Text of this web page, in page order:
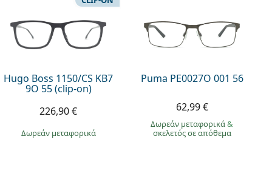
Hugo Boss 1150/CS KB7
9O 55 (clip-on)
226,90 €
Δωρεάν μεταφορικά
Puma PE0027O 001 56
62,99 €
Δωρεάν μεταφορικά&
σκελετός σε απόθεμα